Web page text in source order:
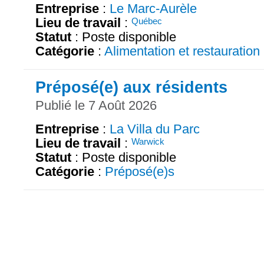
Entreprise : Le Marc-Aurèle
Lieu de travail : Québec
Statut : Poste disponible
Catégorie : Alimentation et restauration
Préposé(e) aux résidents
Publié le 7 Août 2026
Entreprise : La Villa du Parc
Lieu de travail : Warwick
Statut : Poste disponible
Catégorie : Préposé(e)s